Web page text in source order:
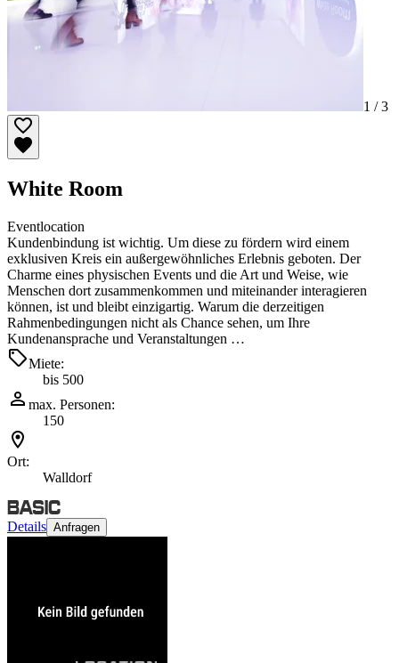
1 /3
White Room
Eventlocation
Kundenbindung ist wichtig. Um diese zu fördern wird einem
exklusiven Kreis ein außergewöhnliches Erlebnis geboten. Der
Charme eines physischen Events und die Art und Weise, wie
Menschen dort zusammenkommen und miteinander interagieren
können, ist und bleibt einzigartig. Warum die derzeitigen
Rahmenbedingungen nicht als Chance sehen, um Ihre
Kundenansprache und Veranstaltungen …
Miete:
bis 500
max. Personen:
150
Ort:
Walldorf
Details Anfragen